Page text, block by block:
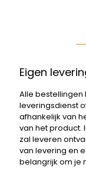
Eigen
Alle bestellingen
leveringsdienst
afhankelijk van
van het product.
zal leveren
van levering en
belangrijk om je